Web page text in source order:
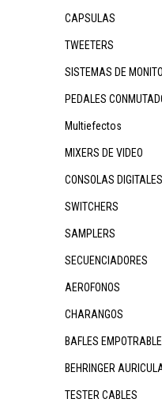
CAPSULAS
TWEETERS
SISTEMAS DE
PEDALES
Multiefectos
MIXERS DE VIDEO
CONSOLAS DIGITALES
SWITCHERS
SAMPLERS
SECUENCIADORES
AEROFONOS
CHARANGOS
BAFLES
BEHRINGER
TESTER CABLES